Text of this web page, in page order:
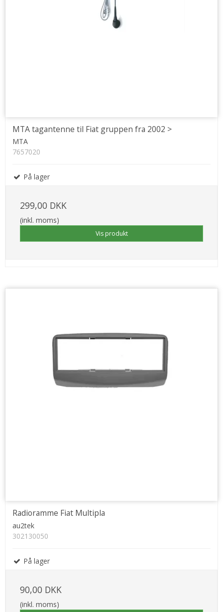
MTA tagantenne til Fiat gruppen fra 2002 >
MTA
7657020
På lager
299,00 DKK
(inkl. moms)
Vis produkt
Radioramme Fiat Multipla
au2tek
302130050
På lager
90,00 DKK
(inkl. moms)